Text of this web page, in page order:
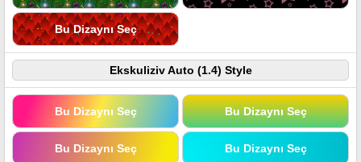
Bu Dizaynı Seç
Ekskuliziv Auto (1.4) Style
Bu Dizaynı Seç Bu Dizaynı Seç
Bu Dizaynı Seç Bu Dizaynı Seç